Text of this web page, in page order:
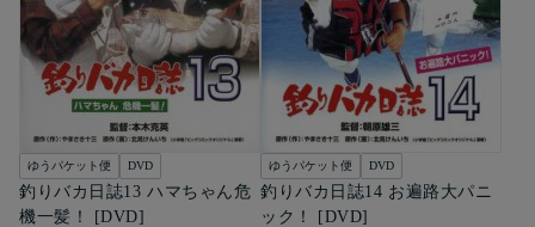
ゆうパケット便 DVD
釣りバカ日誌13 ハマちゃん危
機一髪！ [DVD]
ゆうパケット便 DVD
釣りバカ日誌14 お遍路大パニ
ック！ [DVD]